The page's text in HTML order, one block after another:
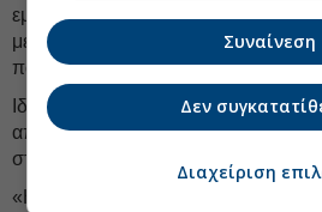
εμφανίζονταιυπερβολικά χαμηλές
μεσημεριανές ώρες και εκρηκτικές
παραγωγή των ΑΠΕ υποχωρεί.
Ιδιαίτερη αναφορά κάνει στις
αποθήκευσης, τις οποίες
σταθεροποίηση της αγοράς:
«Η λύση δεν βρίσκεται στις μικρές
Συναίνεση
Δεν
Διαχείριση